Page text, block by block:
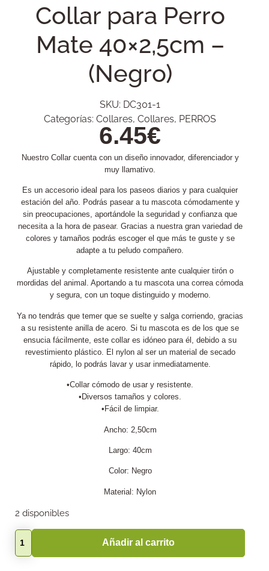
Collar para Perro
Mate 40×2,5cm –
(Negro)
SKU: DC301-1
Categorías: Collares, Collares, PERROS
6.45€
Nuestro Collar cuenta con un diseño innovador, diferenciador y
muy llamativo.
Es un accesorio ideal para los paseos diarios y para cualquier
estación del año. Podrás pasear a tu mascota cómodamente y
sin preocupaciones, aportándole la seguridad y confianza que
necesita a la hora de pasear. Gracias a nuestra gran variedad de
colores y tamaños podrás escoger el que más te guste y se
adapte a tu peludo compañero.
Ajustable y completamente resistente ante cualquier tirón o
mordidas del animal. Aportando a tu mascota una correa cómoda
y segura, con un toque distinguido y moderno.
Ya no tendrás que temer que se suelte y salga corriendo, gracias
a su resistente anilla de acero. Si tu mascota es de los que se
ensucia fácilmente, este collar es idóneo para él, debido a su
revestimiento plástico. El nylon al ser un material de secado
rápido, lo podrás lavar y usar inmediatamente.
•Collar cómodo de usar y resistente.
•Diversos tamaños y colores.
•Fácil de limpiar.
Ancho: 2,50cm
Largo: 40cm
Color: Negro
Material: Nylon
2 disponibles
Añadir al carrito